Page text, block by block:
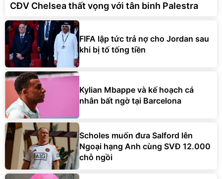
CĐV Chelsea thất vọng với tân binh Palestra
FIFA lập tức trả nợ cho Jordan sau
khi bị tố tống tiền
Kylian Mbappe và kế hoạch cá
nhân bất ngờ tại Barcelona
Scholes muốn đưa Salford lên
Ngoại hạng Anh cùng SVĐ 12.000
chỗ ngồi